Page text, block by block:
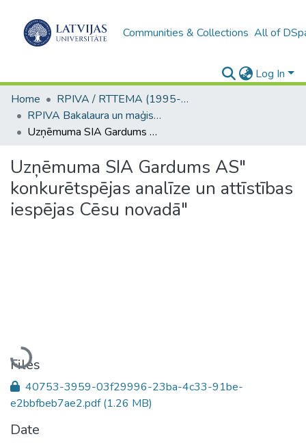
Communities & Collections All of
Log In
Home
RPIVA / RTTEMA (1995-2016)
RPIVA Bakalaura un maģistra darbi / RTTEMA Bachelor's and Master's theses (1995-2017)
Uzņēmuma SIA Gardums AS" konkurētspējas analīze un attīstības iespējas Cēsu novadā"
Uzņēmuma SIA Gardums AS"
konkurētspējas analīze un attīstības
iespējas Cēsu novadā"
Loading...
Files
40753-3959-03f29996-23ba-4c33-91be-
e2bbfbeb7ae2.pdf(1.26 MB)
Date